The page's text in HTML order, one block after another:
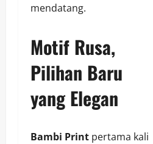
mendatang.
Motif Rusa,
Pilihan Baru
yang Elegan
Bambi Print pertama kali